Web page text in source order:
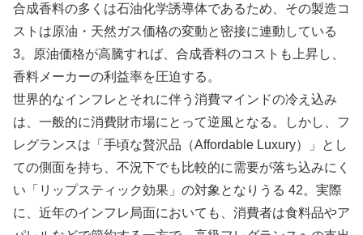
合成香料の多くは石油化学誘導体であるため、その製造コ
ストは原油・天然ガス価格の変動と密接に連動している
3。原油価格が高騰すれば、合成香料のコストも上昇し、
香料メーカーの利益率を圧迫する。
世界的なインフレとそれに伴う消費マインドの冷え込み
は、一般的に消費財市場にとって逆風となる。しかし、フ
レグランスは「手頃な贅沢品（Affordable Luxury）」とし
ての側面を持ち、不況下でも比較的に需要が落ち込みにく
い「リップスティック効果」の対象となりうる 42。実際
に、近年のインフレ局面においても、消費者は食料品やア